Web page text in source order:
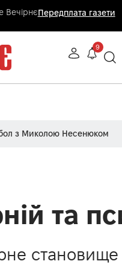
ВечірнєПередплата газети
9
з Миколою Несенюком
та
становище